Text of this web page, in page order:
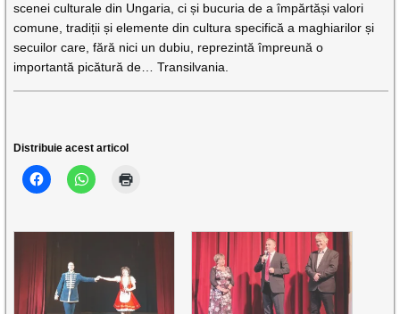
scenei culturale din Ungaria, ci și bucuria de a împărtăși valori
comune, tradiții și elemente din cultura specifică a maghiarilor și
secuilor care, fără nici un dubiu, reprezintă împreună o
importantă picătură de… Transilvania.
Distribuie acest articol